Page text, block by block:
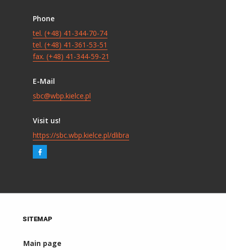
Phone
tel. (+48) 41-344-70-74
tel. (+48) 41-361-53-51
fax. (+48) 41-344-59-21
E-Mail
sbc@wbp.kielce.pl
Visit us!
https://sbc.wbp.kielce.pl/dlibra
SITEMAP
Main page